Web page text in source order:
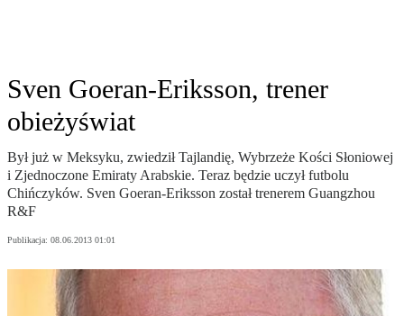
Sven Goeran-Eriksson, trener
obieżyświat
Był już w Meksyku, zwiedził Tajlandię, Wybrzeże Kości Słoniowej
i Zjednoczone Emiraty Arabskie. Teraz będzie uczył futbolu
Chińczyków. Sven Goeran-Eriksson został trenerem Guangzhou
R&F
Publikacja: 08.06.2013 01:01